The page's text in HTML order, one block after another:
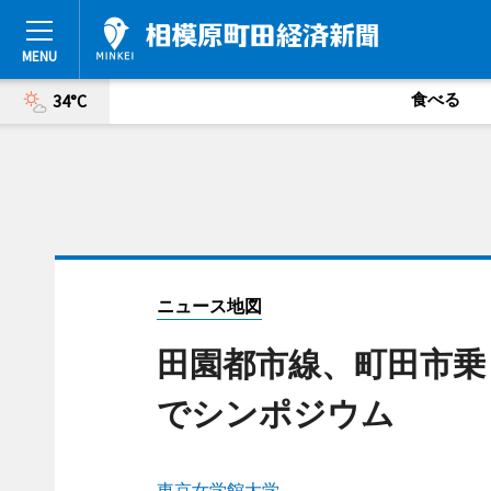
34°C 食べる
ニュース地図
田園都市線、町田市
でシンポジウム